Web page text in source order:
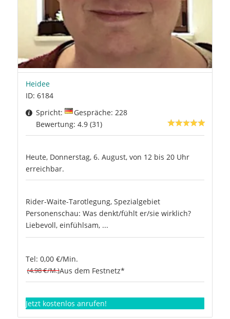
Heidee
ID: 6184
Spricht:
Gespräche: 228
Bewertung: 4.9 (31)
Heute, Donnerstag, 6. August, von 12 bis 20 Uhr
erreichbar.
Rider-Waite-Tarotlegung, Spezialgebiet
Personenschau: Was denkt/fühlt er/sie wirklich?
Liebevoll, einfühlsam, ...
Tel: 0,00 €/Min.
(4.98 €/M.)Aus dem Festnetz*
Jetzt kostenlos anrufen!